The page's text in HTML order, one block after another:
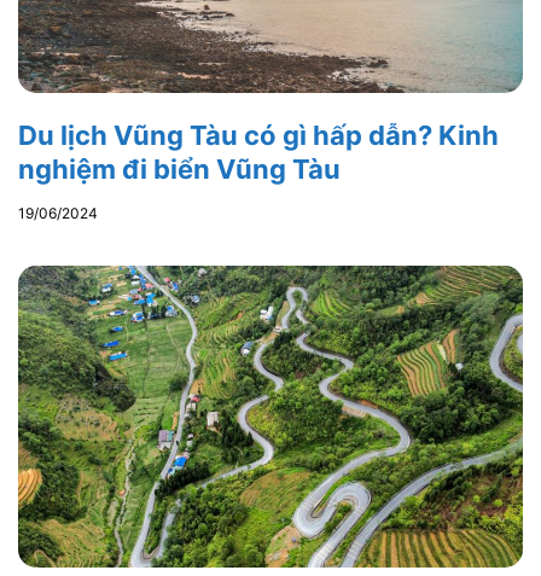
Du lịch Vũng Tàu có gì hấp dẫn? Kinh
nghiệm đi biển Vũng Tàu
19/06/2024